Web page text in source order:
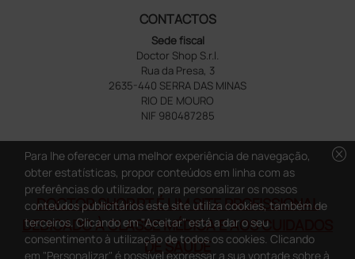
CONTACTOS
Sede fiscal
Doctor Shop S.r.l.
Rua da Presa, 3
2635-440 SERRA DAS MINAS
RIO DE MOURO
NIF 980487285
DOCTOR SHOP.PT É UM SITE PROFISSIONAL
DEDICADO À CLASSE MÉDICA E AOS CUIDADOS
DE SAÚDE
cancel
Para lhe oferecer uma melhor experiência de navegação,
obter estatísticas, propor conteúdos em linha com as
preferências do utilizador, para personalizar os nossos
conteúdos publicitários este site utiliza cookies, também de
terceiros. Clicando em "Aceitar" está a dar o seu
consentimento à utilização de todos os cookies. Clicando
em "Personalizar" é possível expressar a sua vontade sobre à